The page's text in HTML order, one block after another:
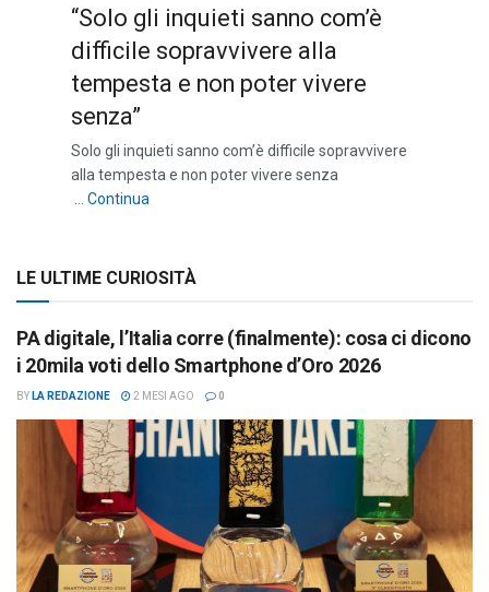
“Solo gli inquieti sanno com’è
difficile sopravvivere alla
tempesta e non poter vivere
senza”
Solo gli inquieti sanno com’è difficile sopravvivere
alla tempesta e non poter vivere senza
… Continua
LE ULTIME CURIOSITÀ
PA digitale, l’Italia corre (finalmente): cosa ci dicono
i 20mila voti dello Smartphone d’Oro 2026
BY LA REDAZIONE 2 MESI AGO 0